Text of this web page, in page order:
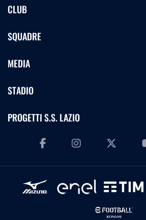
CLUB
SQUADRE
MEDIA
STADIO
PROGETTI S.S. LAZIO